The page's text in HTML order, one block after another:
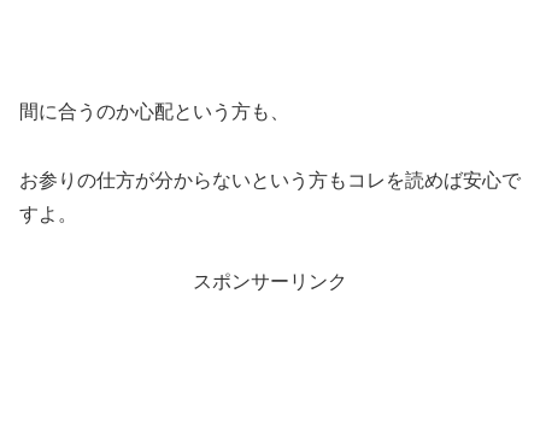
間に合うのか心配という方も、
お参りの仕方が分からないという方もコレを読めば安心で
すよ。
スポンサーリンク